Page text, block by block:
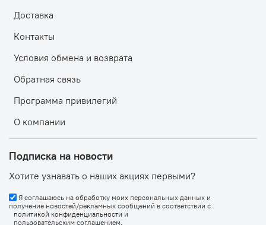
Доставка
Контакты
Условия обмена и возврата
Обратная связь
Программа привилегий
О компании
Подписка на новости
Хотите узнавать о наших акциях первыми?
Я соглашаюсь на обработку моих персональных данных и
получение новостей/рекламных сообщений в соответствии с
политикой конфиденциальности и
пользовательским соглашением.